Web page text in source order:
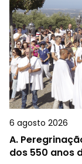
6 agosto 2026
A.
dos 550 anos